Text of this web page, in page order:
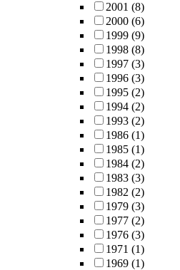
2001 (8)
2000 (6)
1999 (9)
1998 (8)
1997 (3)
1996 (3)
1995 (2)
1994 (2)
1993 (2)
1986 (1)
1985 (1)
1984 (2)
1983 (3)
1982 (2)
1979 (3)
1977 (2)
1976 (3)
1971 (1)
1969 (1)